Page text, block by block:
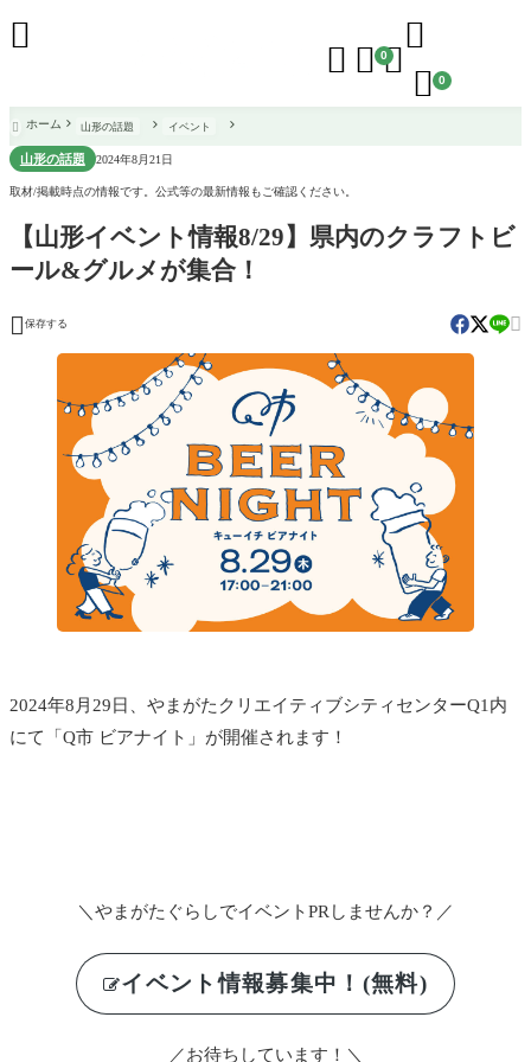
  0

 0

 ホーム 山形の話題 イベント
山形の話題 2024年8月21日
取材/掲載時点の情報です。公式等の最新情報もご確認ください。
【山形イベント情報8/29】県内のクラフトビ
ール&グルメが集合！
 保存する 
2024年8月29日、やまがたクリエイティブシティセンターQ1内
にて「Q市 ビアナイト」が開催されます！
＼やまがたぐらしでイベントPRしませんか？／
イベント情報募集中！(無料)
／お待ちしています！＼